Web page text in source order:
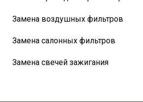
Замена воздушных фильтров
Замена салонных фильтров
Замена свечей зажигания